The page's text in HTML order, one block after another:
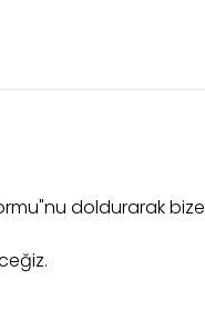
doldurarak bize